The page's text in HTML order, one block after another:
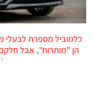
כלמוביל מספרת לבעלי
הן "מותרות", אבל
5 באוגוסט 2026